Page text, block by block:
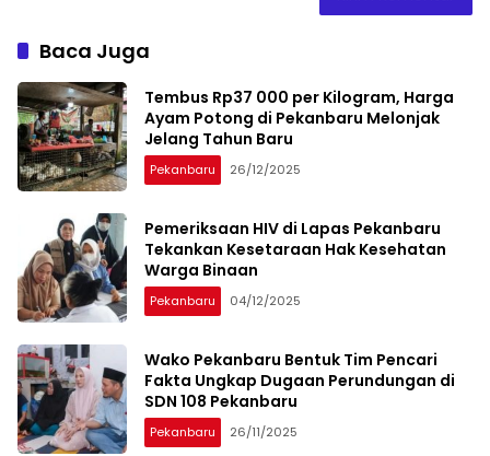
Baca Juga
Tembus Rp37 000 per Kilogram, Harga
Ayam Potong di Pekanbaru Melonjak
Jelang Tahun Baru
Pekanbaru 26/12/2025
Pemeriksaan HIV di Lapas Pekanbaru
Tekankan Kesetaraan Hak Kesehatan
Warga Binaan
Pekanbaru 04/12/2025
Wako Pekanbaru Bentuk Tim Pencari
Fakta Ungkap Dugaan Perundungan di
SDN 108 Pekanbaru
Pekanbaru 26/11/2025